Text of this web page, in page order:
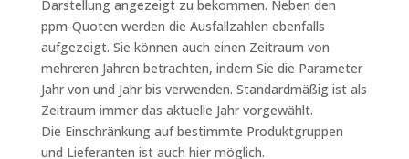
Darstellung angezeigt zu bekommen. Neben den
ppm-Quoten werden die Ausfallzahlen ebenfalls
aufgezeigt. Sie können auch einen Zeitraum von
mehreren Jahren betrachten, indem Sie die Parameter
Jahr von und Jahr bis verwenden. Standardmäßig ist als
Zeitraum immer das aktuelle Jahr vorgewählt.
Die Einschränkung auf bestimmte Produktgruppen
und Lieferanten ist auch hier möglich.